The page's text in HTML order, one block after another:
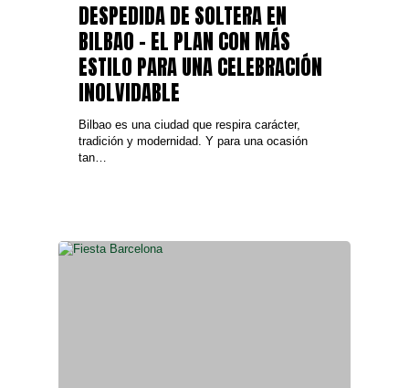
DESPEDIDA DE SOLTERA EN
BILBAO – EL PLAN CON MÁS
ESTILO PARA UNA CELEBRACIÓN
INOLVIDABLE
Bilbao es una ciudad que respira carácter,
tradición y modernidad. Y para una ocasión
tan…